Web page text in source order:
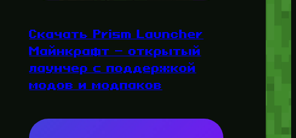
Скачать Prism Launcher
Майнкрафт — открытый
лаунчер с поддержкой
модов и модпаков